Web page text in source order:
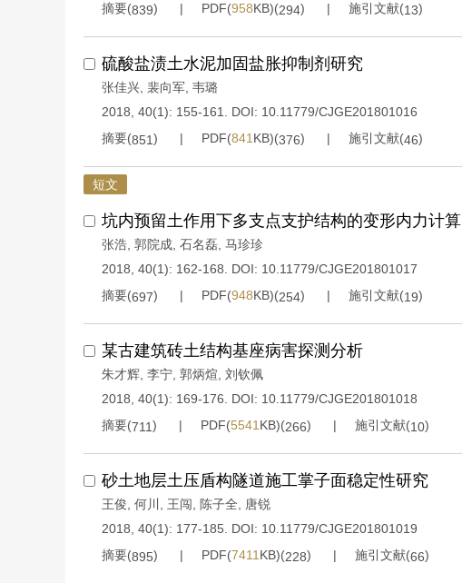
摘要(839) PDF(958KB)(294) 施引文献(13)
硫酸盐渍土水泥加固盐胀抑制剂研究
张佳兴 裴向军 韦璐
2018, 40(1): 155-161.
DOI: 10.11779/CJGE201801016
摘要(851) PDF(841 KB)(376) 施引文献(46)
短文
坑内预留土作用下多支点支护结构的变形内力计算
张浩 郭院成 石名磊 马珍珍
2018, 40(1): 162-168.
DOI: 10.11779/CJGE201801017
摘要(697) PDF(948KB)(254) 施引文献(19)
某古建筑砖土结构基座病害探测分析
朱才辉 李宁 郭炳煊 刘钦佩
2018, 40(1): 169-176.
DOI: 10.11779/CJGE201801018
摘要(711) PDF(5541 KB)(266) 施引文献(10)
砂土地层土压盾构隧道施工掌子面稳定性研究
王俊 何川 王闯 陈子全
唐锐
2018, 40(1): 177-185.
DOI: 10.11779/CJGE201801019
摘要(895) PDF(7411 KB)(228) 施引文献(66)